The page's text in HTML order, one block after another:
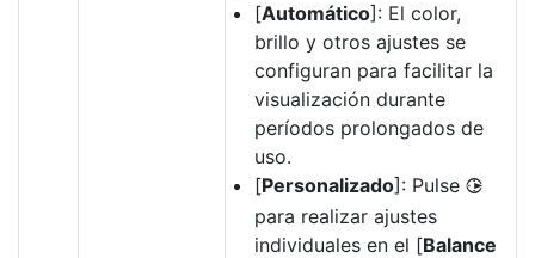
[Automático]: El color,
brillo y otros ajustes se
configuran para facilitar la
visualización durante
períodos prolongados de
uso.
[Personalizado]: Pulse 2
para realizar ajustes
individuales en el [Balance